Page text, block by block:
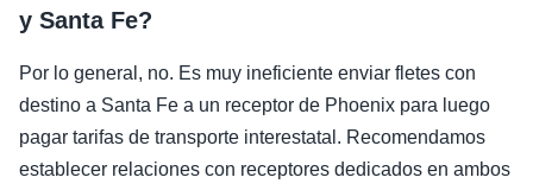
y Santa Fe?
Por lo general, no. Es muy ineficiente enviar fletes con
destino a Santa Fe a un receptor de Phoenix para luego
pagar tarifas de transporte interestatal. Recomendamos
establecer relaciones con receptores dedicados en ambos